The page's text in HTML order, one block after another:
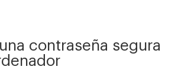
contraseña segura